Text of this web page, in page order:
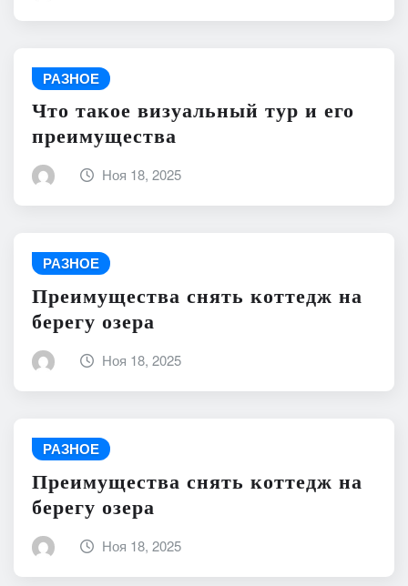
РАЗНОЕ
Что такое визуальный тур и его
преимущества
Ноя 18, 2025
РАЗНОЕ
Преимущества снять коттедж на
берегу озера
Ноя 18, 2025
РАЗНОЕ
Преимущества снять коттедж на
берегу озера
Ноя 18, 2025